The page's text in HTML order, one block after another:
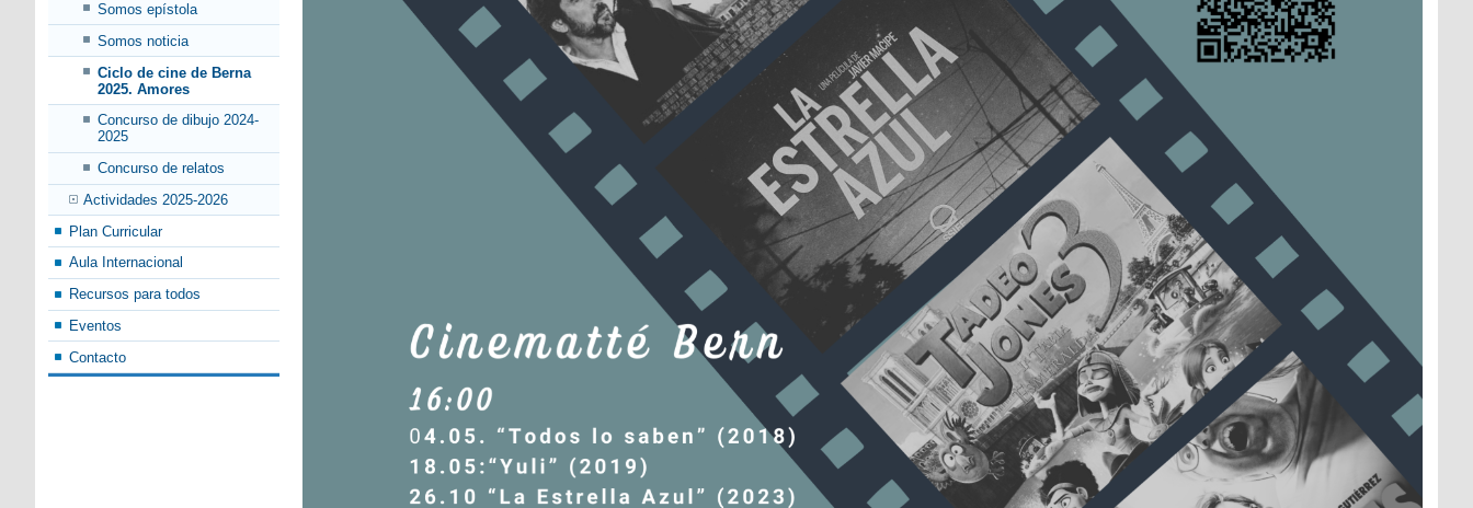
Somos epístola
Somos noticia
Ciclo de cine de Berna
2025. Amores
Concurso de dibujo 2024-
2025
Concurso de relatos
Actividades 2025-2026
Plan Curricular
Aula Internacional
Recursos para todos
Eventos
Contacto